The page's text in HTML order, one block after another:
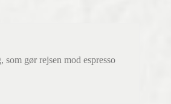
gør rejsen mod espresso